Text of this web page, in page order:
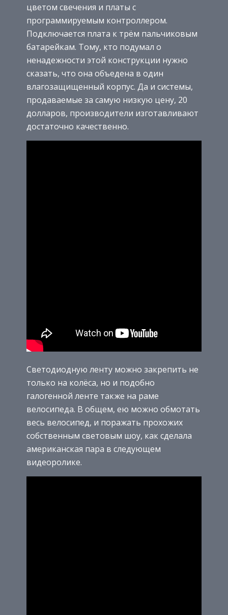
цветом свечения и платы с
программируемым контроллером.
Подключается плата к трём пальчиковым
батарейкам. Тому, кто подумал о
ненадежности этой конструкции нужно
сказать, что она объедена в один
влагозащищенный корпус. Да и системы,
продаваемые за самую низкую цену, 20
долларов, производители изготавливают
достаточно качественно.
Светодиодную ленту можно закрепить не
только на колёса, но и подобно
галогенной ленте также на раме
велосипеда. В общем, ею можно обмотать
весь велосипед, и поражать прохожих
собственным световым шоу, как сделала
американская пара в следующем
видеоролике.